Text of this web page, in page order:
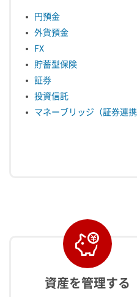
円預金
外貨預金
FX
貯蓄型保険
証券
投資信託
マネーブリッジ（証券連
資産を管理する